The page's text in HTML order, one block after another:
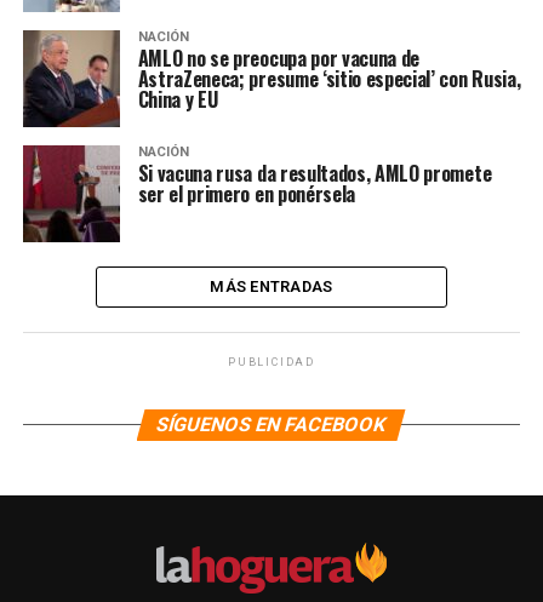
NACIÓN
AMLO no se preocupa por vacuna de
AstraZeneca; presume ‘sitio especial’ con Rusia,
China y EU
NACIÓN
Si vacuna rusa da resultados, AMLO promete
ser el primero en ponérsela
MÁS ENTRADAS
PUBLICIDAD
SÍGUENOS EN FACEBOOK